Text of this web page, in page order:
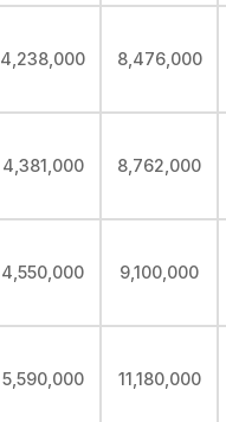
4,238,000 8,476,000
4,381,000 8,762,000
4,550,000 9,100,000
5,590,000 11,180,000